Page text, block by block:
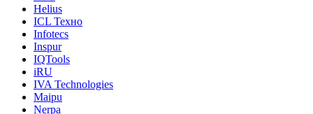
Helius
ICL Техно
Infotecs
Inspur
IQTools
iRU
IVA Technologies
Maipu
Nerpa